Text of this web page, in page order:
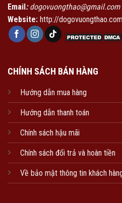
Email :dogovuongthao@gmail.com
Website: http://
CHÍNH SÁCH BÁN HÀNG
Hướng dẫn mua hàng
Hướng dẫn thanh toán
Chính sách hậu mãi
Chính sách đổi trả và hoàn tiền
Về bảo mật thông tin khách